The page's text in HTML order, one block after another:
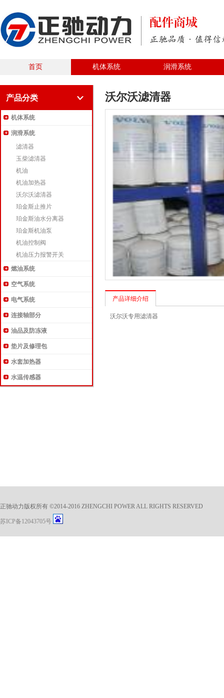
首页 机体系统 润滑系统
产品分类
机体系统
润滑系统
滤清器
玉柴滤清器
机油
机油加热器
沃尔沃滤清器
珀金斯止推片
珀金斯油水分离器
珀金斯机油泵
机油控制阀
机油压力报警开关
燃油系统
空气系统
电气系统
连接轴部分
油品及防冻液
垫片及修理包
水套加热器
水温传感器
沃尔沃滤清器
产品详细介绍
沃尔沃专用滤清器
正驰动力版权所有 ©2014-2016 ZHENGCHI POWER ALL RIGHTS RESERVED
苏ICP备12043705号